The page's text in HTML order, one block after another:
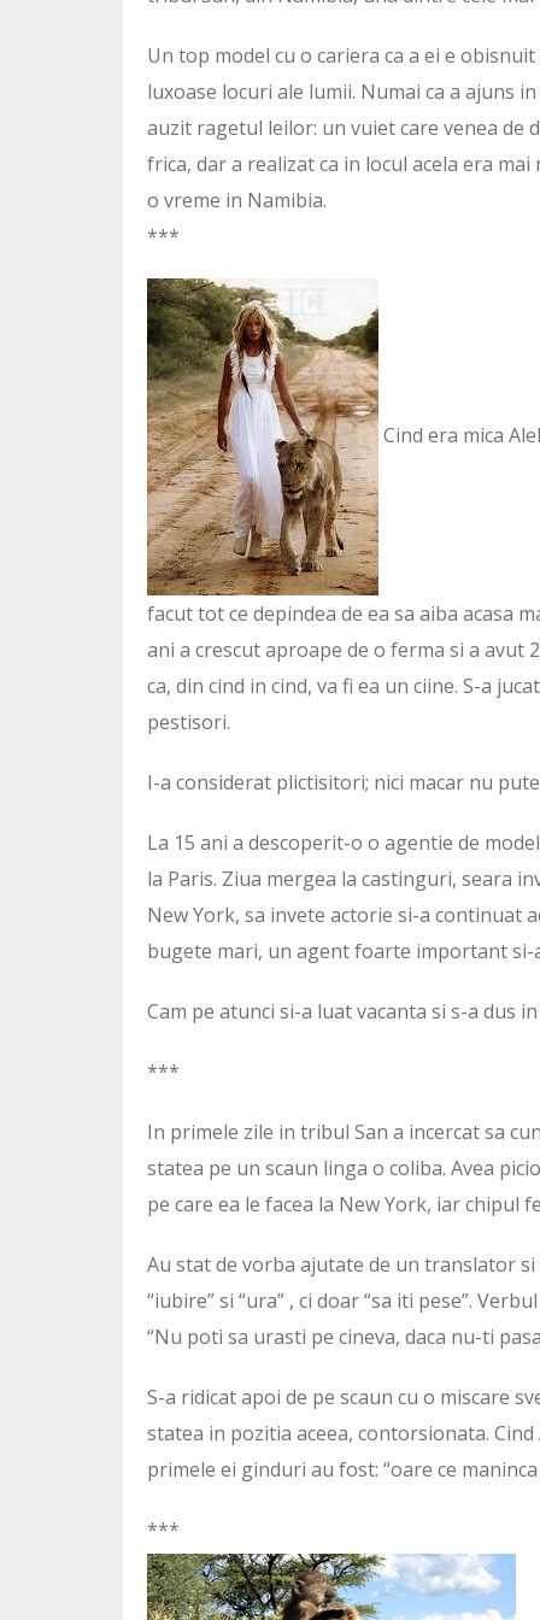
Un top model cu o cariera ca a ei e
luxoase locuri ale lumii. Numai ca a ajuns
auzit ragetul leilor: un vuiet care venea de
frica, dar a realizat ca in locul acela era
o vreme in Namibia.
***
Cind era mica
facut tot ce depindea de ea sa aiba acasa
ani a crescut aproape de o ferma si a avut
ca, din cind in cind, va fi ea un ciine. S-a
pestisori.
I-a considerat plictisitori; nici macar nu
La 15 ani a descoperit-o o agentie de
la Paris. Ziua mergea la castinguri, seara
New York, sa invete actorie si-a continuat
bugete mari, un agent foarte important
Cam pe atunci si-a luat vacanta si s-a dus
***
In primele zile in tribul San a incercat sa
statea pe un scaun linga o coliba. Avea
pe care ea le facea la New York, iar chipul
Au stat de vorba ajutate de un translator
“iubire” si “ura” , ci doar “sa iti pese”.
“Nu poti sa urasti pe cineva, daca nu-ti
S-a ridicat apoi de pe scaun cu o miscare
statea in pozitia aceea, contorsionata.
primele ei ginduri au fost: “oare ce
***